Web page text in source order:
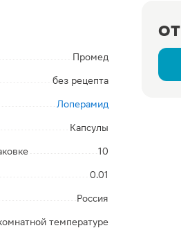
от
Промед
без рецепта
Лоперамид
Капсулы
10
0.01
Россия
температуре